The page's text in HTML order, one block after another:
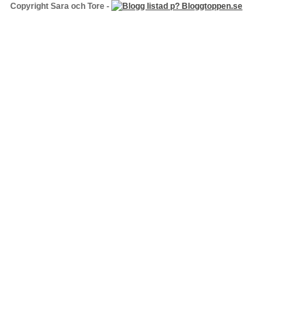
Copyright Sara och Tore -